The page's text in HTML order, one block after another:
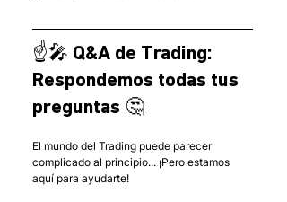
☝️🎤 Q&A de Trading:
Respondemos todas tus
preguntas 🤔
El mundo del Trading puede parecer
complicado al principio... ¡Pero estamos
aquí para ayudarte!